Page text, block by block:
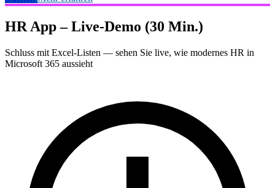
HR App – Live-Demo (30 Min.)
Schluss mit Excel-Listen — sehen Sie live, wie modernes HR in
Microsoft 365 aussieht